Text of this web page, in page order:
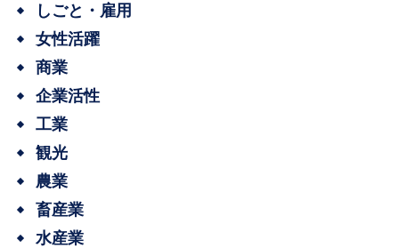
しごと・雇用
女性活躍
商業
企業活性
工業
観光
農業
畜産業
水産業